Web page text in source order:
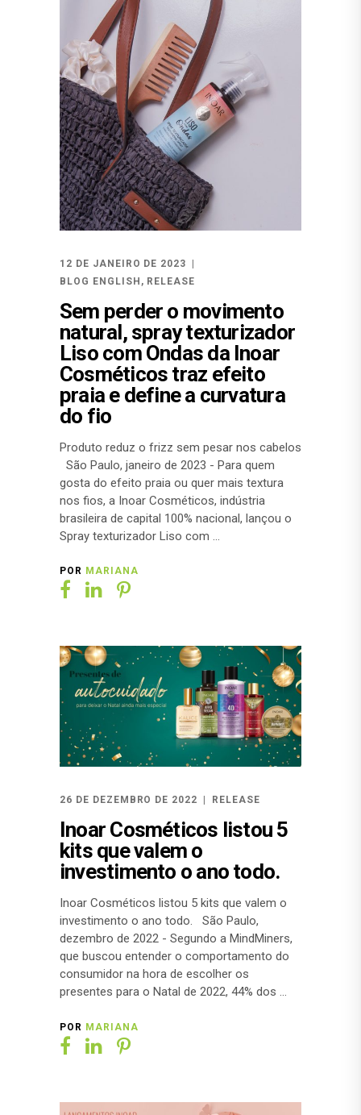
12 DE JANEIRO DE 2023
BLOG ENGLISH , RELEASE
Sem perder o movimento
natural, spray texturizador
Liso com Ondas da Inoar
Cosméticos traz efeito
praia e define a curvatura
do fio
Produto reduz o frizz sem pesar nos cabelos
São Paulo, janeiro de 2023 - Para quem
gosta do efeito praia ou quer mais textura
nos fios, a Inoar Cosméticos, indústria
brasileira de capital 100% nacional, lançou o
Spray texturizador Liso com
POR MARIANA
26 DE DEZEMBRO DE 2022 RELEASE
Inoar Cosméticos listou 5
kits que valem o
investimento o ano todo.
Inoar Cosméticos listou 5 kits que valem o
investimento o ano todo. São Paulo,
dezembro de 2022 - Segundo a MindMiners,
que buscou entender o comportamento do
consumidor na hora de escolher os
presentes para o Natal de 2022, 44% dos
POR MARIANA